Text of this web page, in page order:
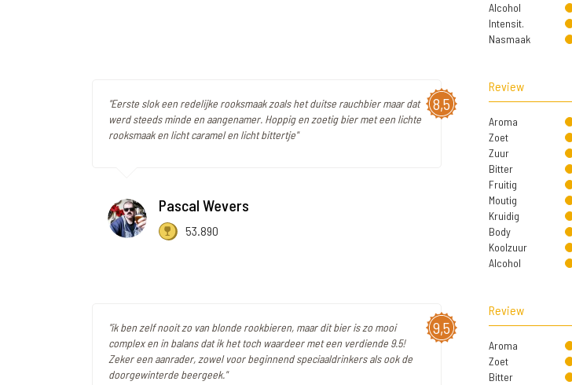
Alcohol
Intensit.
Nasmaak
8,5
"Eerste slok een redelijke rooksmaak zoals het duitse rauchbier maar dat
werd steeds minde en aangenamer. Hoppig en zoetig bier met een lichte
rooksmaak en licht caramel en licht bittertje"
Pascal Wevers
53.890
Review
Aroma
Zoet
Zuur
Bitter
Fruitig
Moutig
Kruidig
Body
Koolzuur
Alcohol
9,5
"ik ben zelf nooit zo van blonde rookbieren, maar dit bier is zo mooi
complex en in balans dat ik het toch waardeer met een verdiende 9.5!
Zeker een aanrader, zowel voor beginnend speciaaldrinkers als ook de
doorgewinterde beergeek."
Review
Aroma
Zoet
Bitter